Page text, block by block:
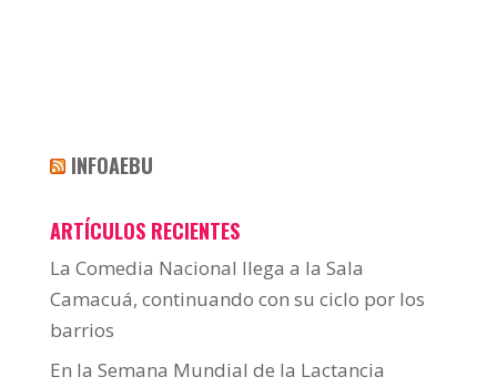
INFOAEBU
ARTÍCULOS RECIENTES
La Comedia Nacional llega a la Sala
Camacuá, continuando con su ciclo por los
barrios
En la Semana Mundial de la Lactancia